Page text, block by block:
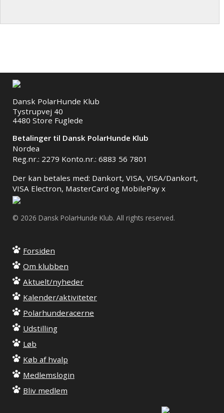
Dansk PolarHunde Klub
Tystrupvej 40
4480 Store Fuglede
Betalinger til Dansk PolarHunde Klub
Nordea
Reg.nr.: 2279 Konto.nr.: 6883 56 7801
Der kan betales med: Dankort, VISA, VISA/Dankort,
VISA Electron, MasterCard og MobilePay x
© 2026 Dansk PolarHunde Klub. All rights reserved.
Forsiden
Om klubben
Aktuelt/nyheder
Kalender/aktiviteter
Polarhunderacerne
Udstilling
Løb
Køb af hvalp
Medlemslogin
Bliv medlem